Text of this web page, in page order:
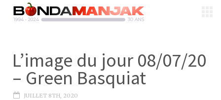
L’image du jour 08/07/20
– Green Basquiat
JUILLET 8TH, 2020